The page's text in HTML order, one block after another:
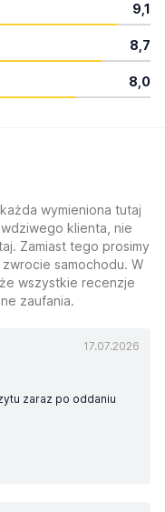
9,1
8,7
8,0
wymieniona tutaj
klienta, nie
Zamiast tego prosimy
samochodu. W
wszystkie recenzje
zaufania.
17.07.2026
zaraz po oddaniu